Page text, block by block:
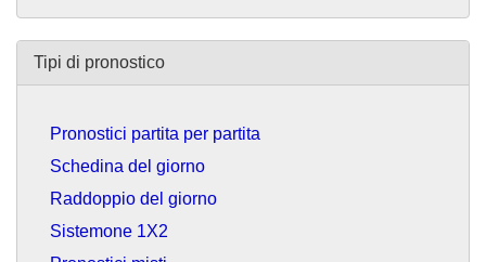
Tipi di pronostico
Pronostici partita per partita
Schedina del giorno
Raddoppio del giorno
Sistemone 1X2